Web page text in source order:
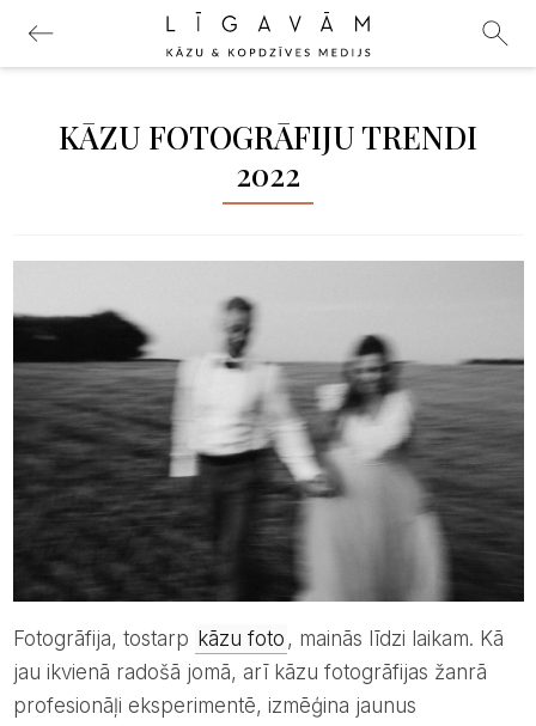
KĀZU FOTOGRĀFIJU TRENDI
2022
Fotogrāfija, tostarp kāzu foto , mainās līdzi laikam. Kā
jau ikvienā radošā jomā, arī kāzu fotogrāfijas žanrā
profesionāļi eksperimentē, izmēģina jaunus